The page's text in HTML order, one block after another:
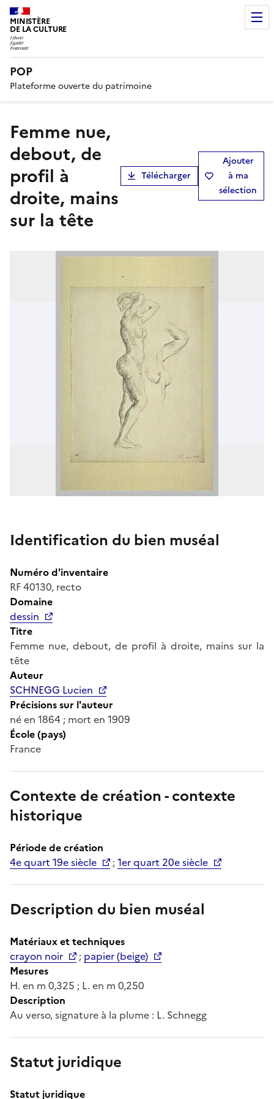
MINISTÈRE
DE LA CULTURE
POP
Plateforme ouverte du patrimoine
Femme nue,
debout, de
profil à
droite, mains
sur la tête
Télécharger
Ajouter
à ma
sélection
Identification du bien muséal
Numéro d'inventaire
RF 40130, recto
Domaine
dessin
Titre
Femme nue, debout, de profil à droite, mains sur la
tête
Auteur
SCHNEGG Lucien
Précisions sur l'auteur
né en 1864 ; mort en 1909
École (pays)
France
Contexte de création - contexte
historique
Période de création
4e quart 19e siècle
;1er quart 20e siècle
Description du bien muséal
Matériaux et techniques
crayon noir
; papier (beige)
Mesures
H. en m 0,325 ; L. en m 0,250
Description
Au verso, signature à la plume : L. Schnegg
Statut juridique
Statut juridique